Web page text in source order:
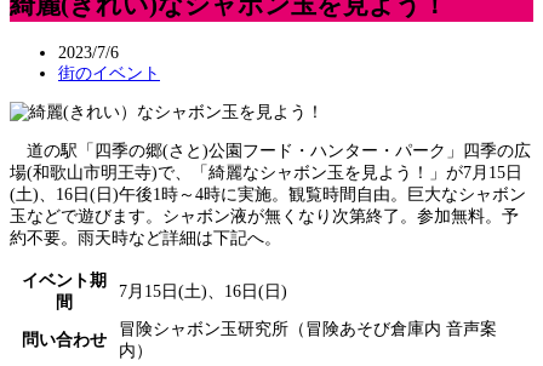
2023/7/6
街のイベント
道の駅「四季の郷(さと)公園フード・ハンター・パーク」四季の広
場(和歌山市明王寺)で、「綺麗なシャボン玉を見よう！」が7月15日
(土)、16日(日)午後1時～4時に実施。観覧時間自由。巨大なシャボン
玉などで遊びます。シャボン液が無くなり次第終了。参加無料。予
約不要。雨天時など詳細は下記へ。
イベント期
間
7月15日(土)、16日(日)
問い合わせ
冒険シャボン玉研究所（冒険あそび倉庫内 音声案
内）